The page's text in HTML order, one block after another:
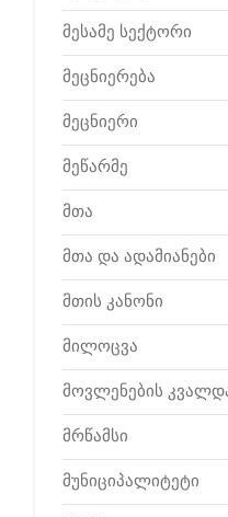
მესამე სექტორი
მეცნიერება
მეცნიერი
მეწარმე
მთა
მთა და ადამიანები
მთის კანონი
მილოცვა
მოვლენების
მრწამსი
მუნიციპალიტეტი